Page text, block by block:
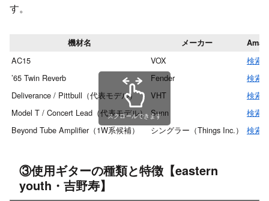
す。
機材名 メーカー
AC15 VOX
検索
’65 Twin Reverb
Fender
検索
Deliverance / Pittbull（代表モデル）
VHT
検索
Model T / Concert Lead（代表モデル） Sunn
検索
Beyond Tube Amplifier（1W系候補）
シングラー（Things Inc.） 検索
スクロールできます
③使用ギターの種類と特徴【eastern
youth・吉野寿】